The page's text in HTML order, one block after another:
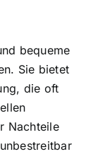
bequeme
Sie bietet
die oft
Nachteile